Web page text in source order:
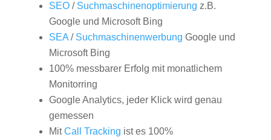
SEO/ Suchmaschinenoptimierung z.B.
Google und Microsoft Bing
SEA/ Suchmaschinenwerbung Google und
Microsoft Bing
100% messbarer Erfolg mit monatlichem
Monitorring
Google Analytics, jeder Klick wird genau
gemessen
MitCall Tracking ist es 100%